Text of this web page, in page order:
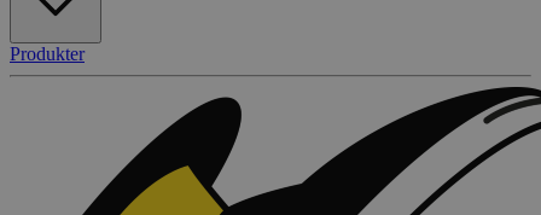
Produkter